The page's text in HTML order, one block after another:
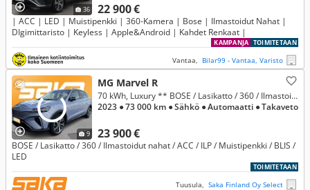
36 22 900 €
| ACC | LED | Muistipenkki | 360-Kamera | Bose | Ilmastoidut Nahat |
DIgimittaristo | Keyless | Apple&Android | Kahdet Renkaat |
TOIMITETAAN
KAMPANJA
Vantaa, Bilar99 - Vantaa, Varisto
9
MG Marvel R
23 900 €
70 kWh, Luxury ** BOSE / Lasikatto / 360 / Ilmastoidut nahat / ACC / ILP / Muistipenkki / BLIS / LED **
2023 ● 73 000 km ● Sähkö ● Automaatti ● Takaveto
BOSE / Lasikatto / 360 / Ilmastoidut nahat / ACC / ILP / Muistipenkki / BLIS /
LED
TOIMITETAAN
Tuusula, Saka Finland Oy Select